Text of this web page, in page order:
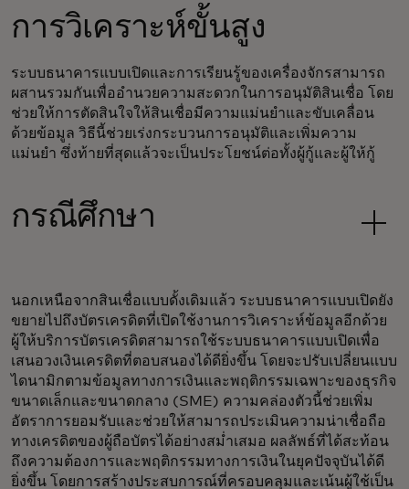
การวิเคราะห์ขั้นสูง
ระบบธนาคารแบบเปิดและการเรียนรู้ของเครื่องจักรสามารถ
ผสานรวมกันเพื่ออำนวยความสะดวกในการอนุมัติสินเชื่อ โดย
ช่วยให้การตัดสินใจให้สินเชื่อมีความแม่นยำและขับเคลื่อน
ด้วยข้อมูล วิธีนี้ช่วยเร่งกระบวนการอนุมัติและเพิ่มความ
แม่นยำ ซึ่งท้ายที่สุดแล้วจะเป็นประโยชน์ต่อทั้งผู้กู้และผู้ให้กู้
กรณีศึกษา
นอกเหนือจากสินเชื่อแบบดั้งเดิมแล้ว ระบบธนาคารแบบเปิดยัง
ขยายไปถึงบัตรเครดิตที่เปิดใช้งานการวิเคราะห์ข้อมูลอีกด้วย
ผู้ให้บริการบัตรเครดิตสามารถใช้ระบบธนาคารแบบเปิดเพื่อ
เสนอวงเงินเครดิตที่ตอบสนองได้ดียิ่งขึ้น โดยจะปรับเปลี่ยนแบบ
ไดนามิกตามข้อมูลทางการเงินและพฤติกรรมเฉพาะของธุรกิจ
ขนาดเล็กและขนาดกลาง (SME) ความคล่องตัวนี้ช่วยเพิ่ม
อัตราการยอมรับและช่วยให้สามารถประเมินความน่าเชื่อถือ
ทางเครดิตของผู้ถือบัตรได้อย่างสม่ำเสมอ ผลลัพธ์ที่ได้สะท้อน
ถึงความต้องการและพฤติกรรมทางการเงินในยุคปัจจุบันได้ดี
ยิ่งขึ้น โดยการสร้างประสบการณ์ที่ครอบคลุมและเน้นผู้ใช้เป็น